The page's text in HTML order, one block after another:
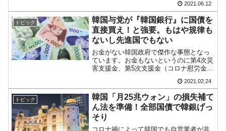
『Money1』
韓国製造業「半導体絶好調」のウラで他業種
は全般的「不調」⇒ PSIが示す現況は決して良くない。
『Money1』
【米韓激突案件】韓国消費者院が『クーパ
ン』1人当たり賠償10万ウォンを認定 ⇒ 総額3兆7,000億
ろん今回、イエレンさんはFRB議長では
ありませんが、前議長、現財務長官です
のでその言動には大変...
2021.06.12
トピック
韓国与党が『韓国銀行』に国債を
直接買え！と強要。もはや規律も
ないし先進国でもない
お金がない韓国政府で傑作な事態となっ
ています。お金もないというのに第4次災
害支援金、第5次支援金（コロナ慰労金と
大統領が声を出しており、そのためお金
をひねり出さないといけないのです。
「財政ファイナンス」を...
2021.02.24
トピック
韓国「月25兆ウォン」の損失補て
ん法を準備！全部国債で韓銀げっ
そり
コロナ禍によって韓国でも自営業者が非